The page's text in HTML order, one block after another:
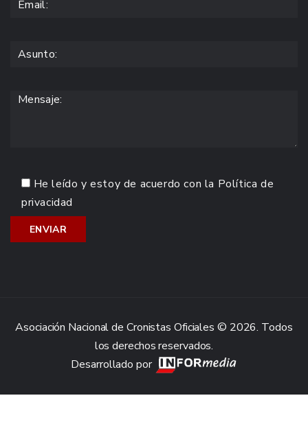
He leído y estoy de acuerdo con la Política de
privacidad
Asociación Nacional de Cronistas Oficiales © 2026. Todos
los derechos reservados.
Desarrollado por